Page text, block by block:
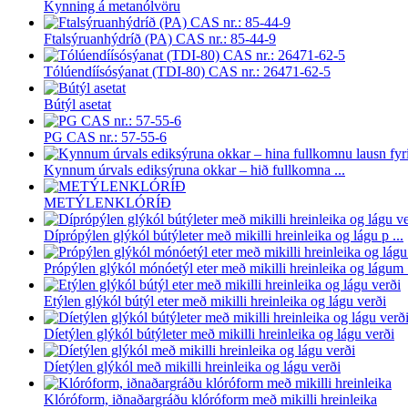
Kynning á metanólvöru
Ftalsýruanhýdríð (PA) CAS nr.: 85-44-9
Tólúendíísósýanat (TDI-80) CAS nr.: 26471-62-5
Bútýl asetat
PG CAS nr.: 57-55-6
Kynnum úrvals ediksýruna okkar – hið fullkomna ...
METÝLENKLÓRÍÐ
Díprópýlen glýkól bútýleter með mikilli hreinleika og lágu p ...
Própýlen glýkól mónóetýl eter með mikilli hreinleika og lágum
Etýlen glýkól bútýl eter með mikilli hreinleika og lágu verði
Díetýlen glýkól bútýleter með mikilli hreinleika og lágu verði
Díetýlen glýkól með mikilli hreinleika og lágu verði
Klóróform, iðnaðargráðu klóróform með mikilli hreinleika